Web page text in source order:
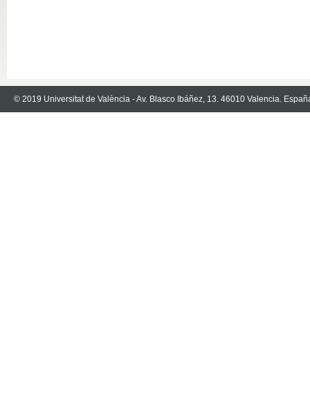
© 2019 Universitat de València - Av. Blasco Ibáñez, 13. 46010 Valencia.